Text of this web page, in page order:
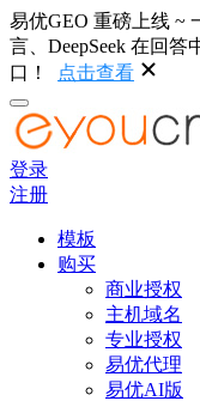
易优GEO 重磅上线 ~
言、DeepSeek 在回
口！
点击查看
登录
注册
模板
购买
商业授权
主机域名
专业授权
易优代理
易优AI版